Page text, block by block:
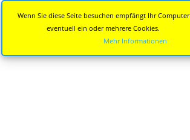
Wenn Sie diese Seite besuchen empfängt Ihr Computer
eventuell ein oder mehrere Cookies.
Mehr Informationen